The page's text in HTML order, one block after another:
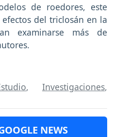
de roedores, este
del triclosán en la
examinarse más de
,Investigaciones,
NEWS